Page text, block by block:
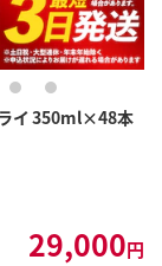
ライ 350ml×48本
9 10
29,000円